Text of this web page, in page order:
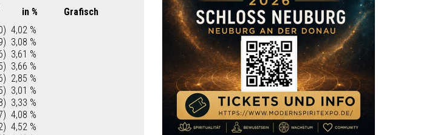
in %
Grafisch
4,02 %
3,08 %
3,61 %
3,66 %
2,85 %
3,01 %
3,33 %
4,08 %
4,52 %